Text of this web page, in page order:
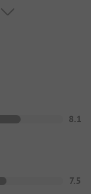
8.1
7.5